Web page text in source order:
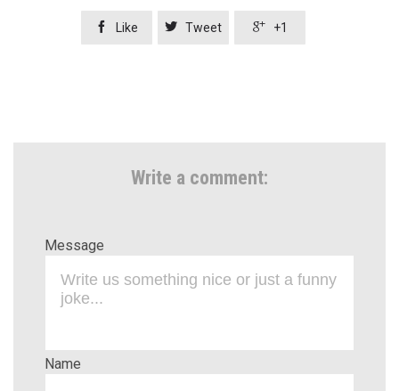
 Like  Tweet  +1
Write a comment:
Message
Name